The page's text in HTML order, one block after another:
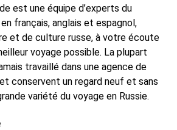
est une équipe d’experts du
français, anglais et espagnol,
et de culture russe, à votre écoute
voyage possible. La plupart
travaillé dans une agence de
conservent un regard neuf et sans
variété du voyage en Russie.